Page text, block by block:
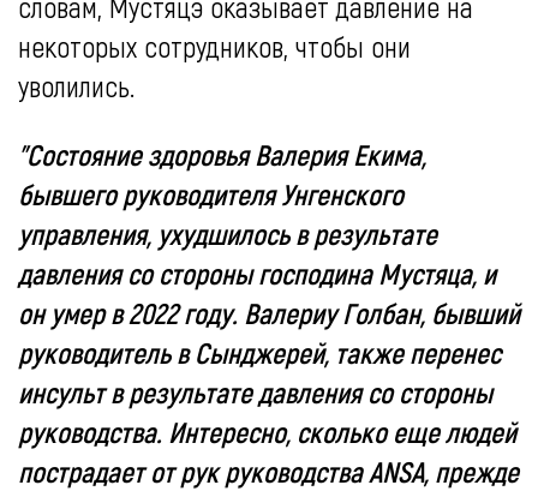
словам, Мустяцэ оказывает давление на
некоторых сотрудников, чтобы они
уволились.
"Состояние здоровья Валерия Екима,
бывшего руководителя Унгенского
управления, ухудшилось в результате
давления со стороны господина Мустяца, и
он умер в 2022 году. Валериу Голбан, бывший
руководитель в Сынджерей, также перенес
инсульт в результате давления со стороны
руководства. Интересно, сколько еще людей
пострадает от рук руководства ANSA, прежде